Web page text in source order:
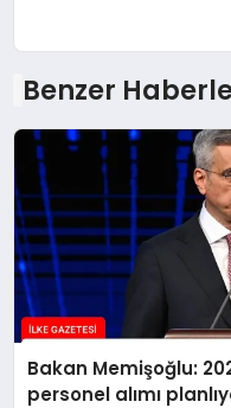
Benzer
Bakan Memişoğlu:
personel alımı